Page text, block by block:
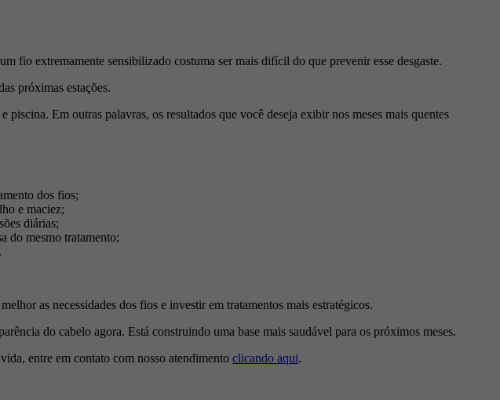
fio extremamente sensibilizado costuma ser mais difícil do que prevenir esse desgaste.
próximas estações.
Em outras palavras, os resultados que você deseja exibir nos meses mais quentes
dos fios;
e maciez;
diárias;
do mesmo tratamento;
as necessidades dos fios e investir em tratamentos mais estratégicos.
do cabelo agora. Está construindo uma base mais saudável para os próximos meses.
entre em contato com nosso atendimento clicando aqui.